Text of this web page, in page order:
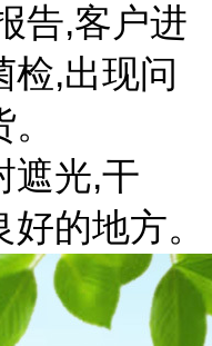
告,客户进
检,出现问
遮光,干
的地方。